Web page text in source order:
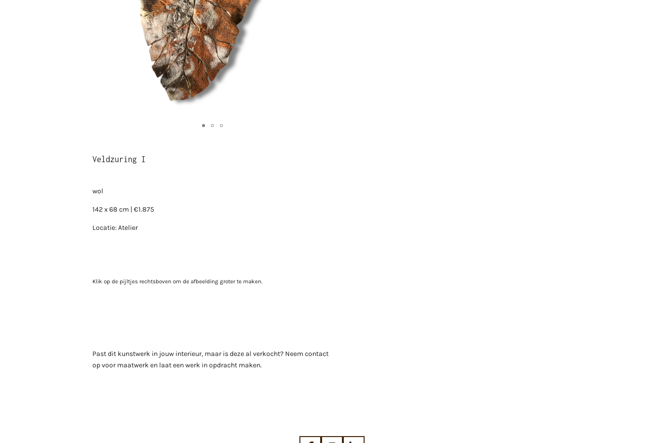
Veldzuring I
wol
142 x 68 cm | €1.875
Locatie: Atelier
Klik op de pijltjes rechtsboven om de afbeelding groter te maken.
Past dit kunstwerk in jouw interieur, maar is deze al verkocht? Neem contact
op voor maatwerk en laat een werk in opdracht maken.